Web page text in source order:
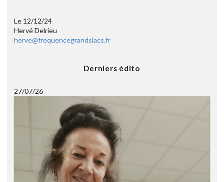
Le 12/12/24
Hervé Delrieu
herve@frequencegrandslacs.fr
Derniers édito
27/07/26